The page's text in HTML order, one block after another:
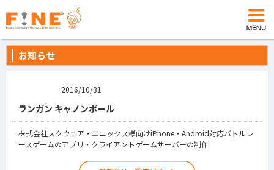
お知らせ
2016/10/31
ランガン キャノンボール
株式会社スクウェア・エニックス様向けiPhone・Android対応バトルレ
ースゲームのアプリ・クライアントゲームサーバーの制作